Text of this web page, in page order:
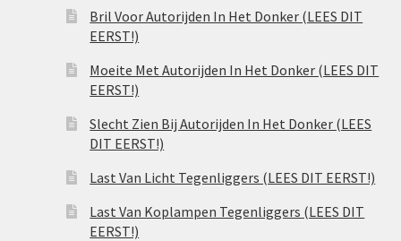
Bril Voor Autorijden In Het Donker (LEES DIT
EERST!)
Moeite Met Autorijden In Het Donker (LEES DIT
EERST!)
Slecht Zien Bij Autorijden In Het Donker (LEES
DIT EERST!)
Last Van Licht Tegenliggers (LEES DIT EERST!)
Last Van Koplampen Tegenliggers (LEES DIT
EERST!)